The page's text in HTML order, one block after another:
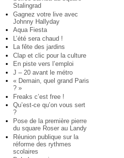
Stalingrad
Gagnez votre live avec
Johnny Hallyday
Aqua Fiesta
L’été sera chaud !
La fête des jardins
Clap et clic pour la culture
En piste vers l’emploi
J – 20 avant le métro
« Demain, quel grand Paris
? »
Freaks c’est free !
Qu’est-ce qu’on vous sert
?
Pose de la première pierre
du square Roser au Landy
Réunion publique sur la
réforme des rythmes
scolaires